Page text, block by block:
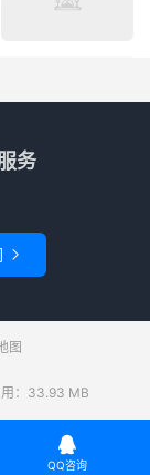
务

图
：33.93 MB

QQ咨询